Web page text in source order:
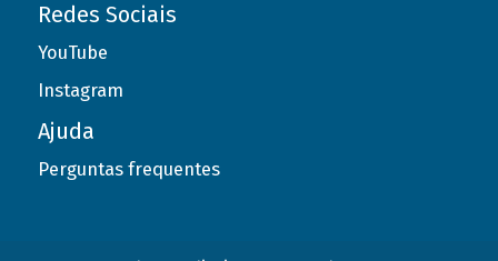
Redes Sociais
YouTube
Instagram
Ajuda
Perguntas frequentes